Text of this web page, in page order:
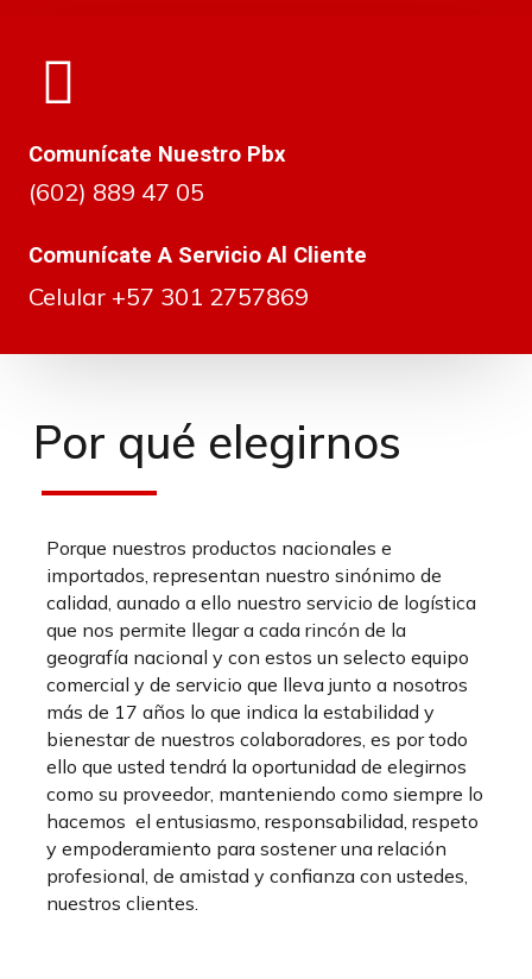
Comunícate Nuestro Pbx
(602) 889 47 05
Comunícate A Servicio Al Cliente
Celular +57 301 2757869
Por qué elegirnos
Porque nuestros productos nacionales e
importados, representan nuestro sinónimo de
calidad, aunado a ello nuestro servicio de logística
que nos permite llegar a cada rincón de la
geografía nacional y con estos un selecto equipo
comercial y de servicio que lleva junto a nosotros
más de 17 años lo que indica la estabilidad y
bienestar de nuestros colaboradores, es por todo
ello que usted tendrá la oportunidad de elegirnos
como su proveedor, manteniendo como siempre lo
hacemos el entusiasmo, responsabilidad, respeto
y empoderamiento para sostener una relación
profesional, de amistad y confianza con ustedes,
nuestros clientes.